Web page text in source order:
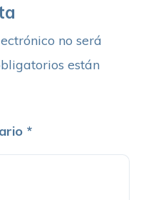
no será
están
*